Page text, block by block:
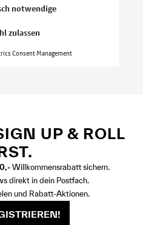
UP & ROLL
Willkommensrabatt sichern.
direkt in dein Postfach.
und Rabatt-Aktionen.